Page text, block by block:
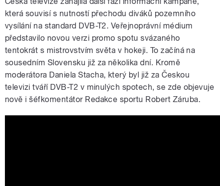
která souvisí s nutností přechodu diváků pozemního
vysílání na standard DVB-T2. Veřejnoprávní médium
představilo novou verzi promo spotu svázaného
tentokrát s mistrovstvím světa v hokeji. To začíná na
sousedním Slovensku již za několika dní. Kromě
moderátora Daniela Stacha, který byl již za Českou
televizi tváří DVB-T2 v minulých spotech, se zde objevuje
nově i šéfkomentátor Redakce sportu Robert Záruba.